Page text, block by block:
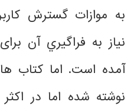
به موازات گسترش
نياز به فراگيري آن
آمده است. اما کتاب
نوشته شده اما در اکثر